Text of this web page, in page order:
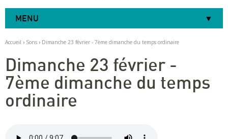
MENU
Accueil › Sons › Dimanche 23 février - 7ème dimanche du temps ordinaire
Dimanche 23 février -
7ème dimanche du temps
ordinaire